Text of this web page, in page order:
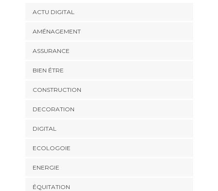
ACTU DIGITAL
AMÉNAGEMENT
ASSURANCE
BIEN ÉTRE
CONSTRUCTION
DECORATION
DIGITAL
ECOLOGOIE
ENERGIE
ÉQUITATION